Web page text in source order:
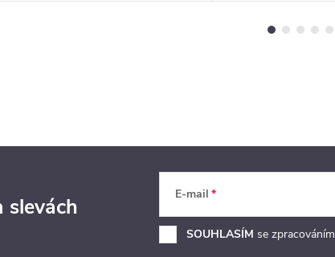
slevách E-mail
SOUHLASÍM se zpracováním